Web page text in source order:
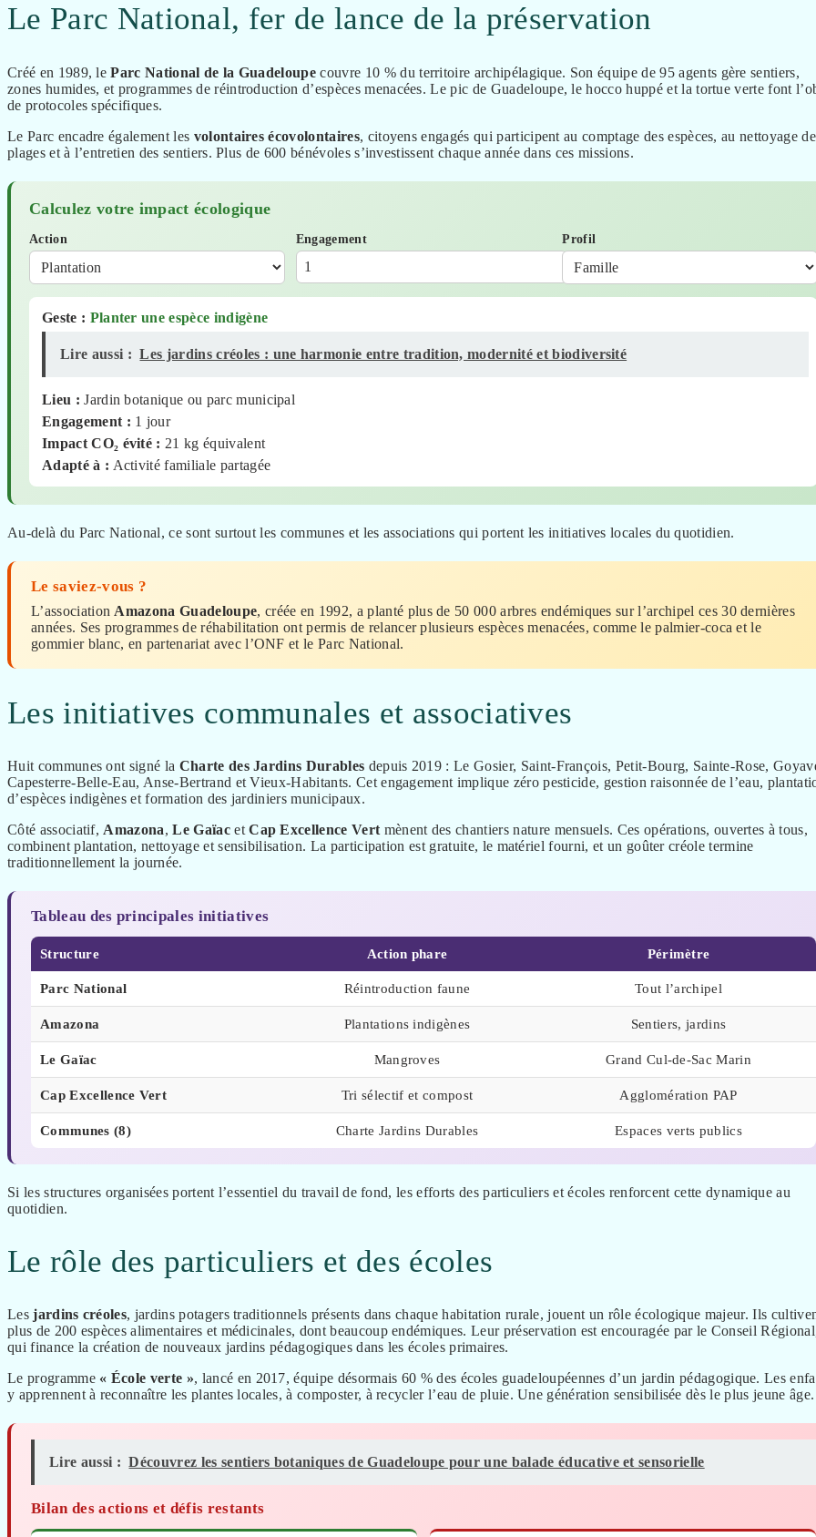
Le Parc National, fer de lance de la préservation
Créé en 1989, leParc National de la Guadeloupe couvre 10 % du territoire archipélagique. Son équipe de 95 agents gère sentiers,
zones humides, et programmes de réintroduction d’espèces menacées. Le pic de Guadeloupe, le hocco huppé et la tortue verte font
de protocoles spécifiques.
Le Parc encadre également les volontaires écovolontaires, citoyens engagés qui participent au comptage des espèces, au nettoyage
plages et à l’entretien des sentiers. Plus de 600 bénévoles s’investissent chaque année dans ces missions.
Calculez votre impact écologique
Action Engagement Profil
Geste : Planter une espèce indigène
Lire aussi : Les jardins créoles : une harmonie entre tradition, modernité et biodiversité
Lieu : Jardin botanique ou parc municipal
Engagement : 1 jour
Impact CO₂ évité : 21 kg équivalent
Adapté à : Activité familiale partagée
Au-delà du Parc National, ce sont surtout les communes et les associations qui portent les initiatives locales du quotidien.
Le saviez-vous ?
L’association Amazona Guadeloupe, créée en 1992, a planté plus de 50 000 arbres endémiques sur l’archipel ces 30 dernières
années. Ses programmes de réhabilitation ont permis de relancer plusieurs espèces menacées, comme le palmier-coca et le
gommier blanc, en partenariat avec l’ONF et le Parc National.
Les initiatives communales et associatives
Huit communes ont signé la Charte des Jardins Durables depuis 2019 : Le Gosier, Saint-François, Petit-Bourg, Sainte-Rose,
Capesterre-Belle-Eau, Anse-Bertrand et Vieux-Habitants. Cet engagement implique zéro pesticide, gestion raisonnée de l’eau,
d’espèces indigènes et formation des jardiniers municipaux.
Côté associatif, Amazona,Le GaïacetCap Excellence Vert mènent des chantiers nature mensuels. Ces opérations, ouvertes à tous,
combinent plantation, nettoyage et sensibilisation. La participation est gratuite, le matériel fourni, et un goûter créole termine
traditionnellement la journée.
Tableau des principales initiatives
Structure Action phare Périmètre
Parc National Réintroduction faune Tout l’archipel
Amazona Plantations indigènes Sentiers, jardins
Le Gaïac Mangroves Grand Cul-de-Sac Marin
Cap Excellence Vert Tri sélectif et compost Agglomération PAP
Communes (8) Charte Jardins Durables Espaces verts publics
Si les structures organisées portent l’essentiel du travail de fond, les efforts des particuliers et écoles renforcent cette dynamique au
quotidien.
Le rôle des particuliers et des écoles
Lesjardins créoles, jardins potagers traditionnels présents dans chaque habitation rurale, jouent un rôle écologique majeur. Ils
plus de 200 espèces alimentaires et médicinales, dont beaucoup endémiques. Leur préservation est encouragée par le Conseil
qui finance la création de nouveaux jardins pédagogiques dans les écoles primaires.
Le programme « École verte », lancé en 2017, équipe désormais 60 % des écoles guadeloupéennes d’un jardin pédagogique. Les
y apprennent à reconnaître les plantes locales, à composter, à recycler l’eau de pluie. Une génération sensibilisée dès le plus jeune âge.
Lire aussi : Découvrez les sentiers botaniques de Guadeloupe pour une balade éducative et sensorielle
Bilan des actions et défis restants